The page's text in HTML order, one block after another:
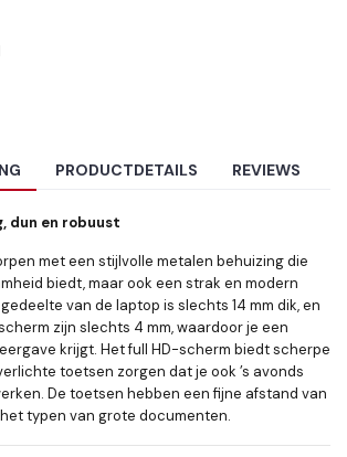
PRODUCTDETAILS REVIEWS
dun en robuust
met een stijlvolle metalen behuizing die
biedt, maar ook een strak en modern
van de laptop is slechts 14 mm dik, en
zijn slechts 4 mm, waardoor je een
krijgt. Het full HD-scherm biedt scherpe
toetsen zorgen dat je ook ’s avonds
De toetsen hebben een fijne afstand van
typen van grote documenten.